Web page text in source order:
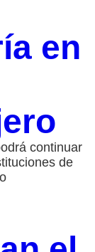
en
continuar
de